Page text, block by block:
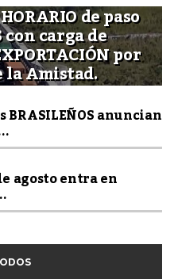
de paso
con carga de
por
la Amistad.
BRASILEÑOS anuncian
agosto entra en